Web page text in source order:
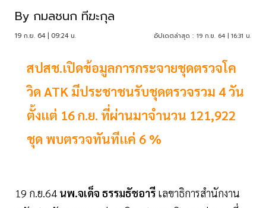
By กมลชนก ทีฆะกุล
19 ก.ย. 64 | 09:24 น. อัปเดตล่าสุด : 19 ก.ย. 64 | 16:31 น.
สปสช.เปิดข้อมูลการกระจายชุดตรวจโค
วิด ATK มีประชาชนรับชุดตรวจรวม 4 วัน
ตั้งเเต่ 16 ก.ย. ที่ผ่านมาจำนวน 121,922
ชุด พบตรวจทันทีเเค่ 6 %
19 ก.ย.64 นพ.จเด็จ ธรรมธัชอารี เลขาธิการสำนักงาน